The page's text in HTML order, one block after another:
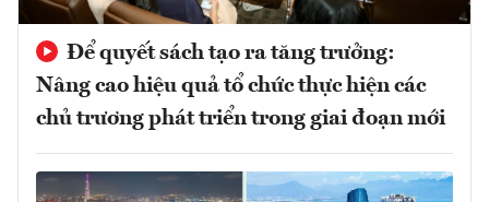
Để quyết sách tạo ra tăng trưởng:
Nâng cao hiệu quả tổ chức thực hiện các
chủ trương phát triển trong giai đoạn mới